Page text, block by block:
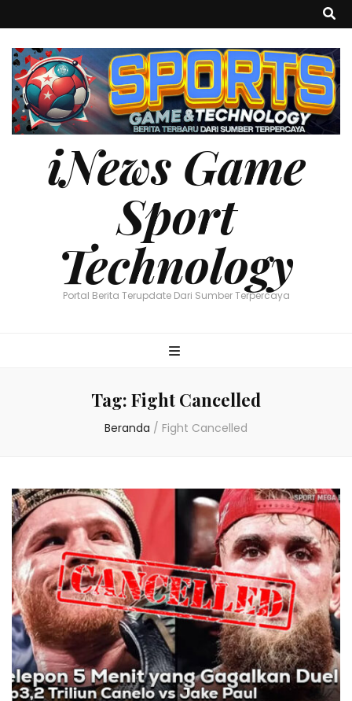
iNews Game
Sport
Technology
Portal Berita Terupdate Dari Sumber Terpercaya
Tag: Fight Cancelled
Beranda / Fight Cancelled